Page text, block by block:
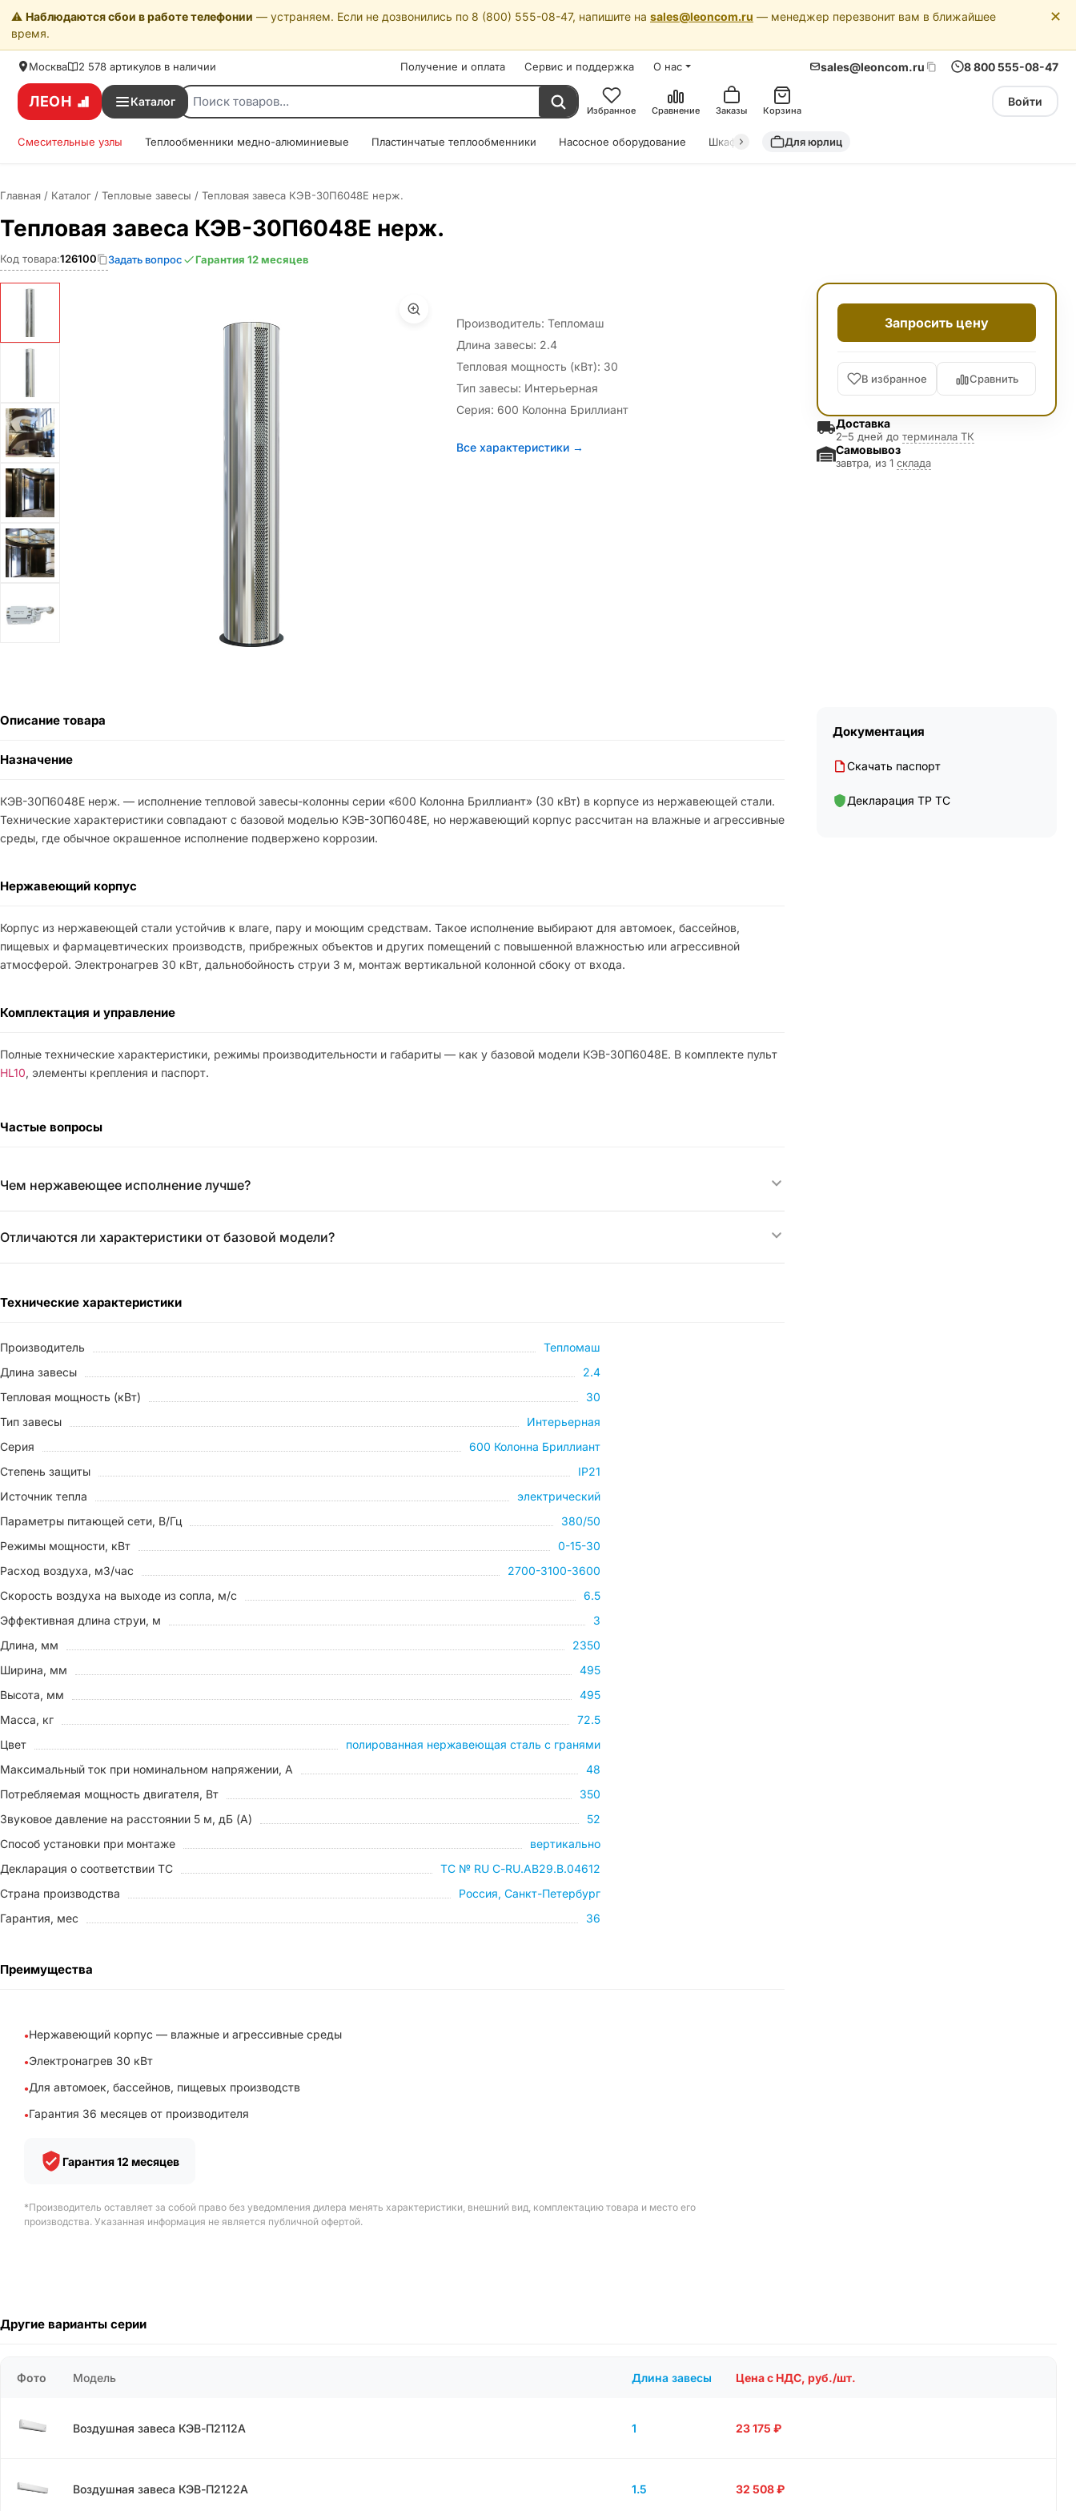
⚠️ Наблюдаются сбои в работе телефонии — устраняем. Если не дозвонились по 8 (800) 555-08-47, напишите на sales@leoncom.ru — менеджер перезвонит вам в ближайшее
время.
✕
Москва 2 578 артикулов в наличии Получение и оплата Сервис и поддержка О нас sales@leoncom.ru 8 800 555-08-47
ЛЕОН Каталог
Избранное Сравнение Заказы Корзина
Войти
Смесительные узлы Теплообменники медно-алюминиевые Пластинчатые теплообменники Насосное оборудование Шкафы автоматики Драйкулеры (сухие охладители)
Для юрлиц
Главная / Каталог / Тепловые завесы / Тепловая завеса КЭВ-30П6048E нерж.
Тепловая завеса КЭВ-30П6048E нерж.
Код товара:126100 Задать вопрос Гарантия 12 месяцев
Производитель: Тепломаш
Длина завесы: 2.4
Тепловая мощность (кВт): 30
Тип завесы: Интерьерная
Серия: 600 Колонна Бриллиант
Все характеристики →
Запросить цену
В избранное Сравнить
Доставка
2–5 дней до терминала ТК
Самовывоз
завтра, из 1 склада
Описание товара
Назначение
КЭВ-30П6048E нерж. — исполнение тепловой завесы-колонны серии «600 Колонна Бриллиант» (30 кВт) в корпусе из нержавеющей стали.
Технические характеристики совпадают с базовой моделью КЭВ-30П6048E, но нержавеющий корпус рассчитан на влажные и агрессивные
среды, где обычное окрашенное исполнение подвержено коррозии.
Нержавеющий корпус
Корпус из нержавеющей стали устойчив к влаге, пару и моющим средствам. Такое исполнение выбирают для автомоек, бассейнов,
пищевых и фармацевтических производств, прибрежных объектов и других помещений с повышенной влажностью или агрессивной
атмосферой. Электронагрев 30 кВт, дальнобойность струи 3 м, монтаж вертикальной колонной сбоку от входа.
Комплектация и управление
Полные технические характеристики, режимы производительности и габариты — как у базовой модели КЭВ-30П6048E. В комплекте пульт
HL10, элементы крепления и паспорт.
Частые вопросы
Чем нержавеющее исполнение лучше?
Отличаются ли характеристики от базовой модели?
Технические характеристики
Производитель
Тепломаш
Длина завесы
2.4
Тепловая мощность (кВт)
30
Тип завесы
Интерьерная
Серия
600 Колонна Бриллиант
Степень защиты
IP21
Источник тепла
электрический
Параметры питающей сети, В/Гц
380/50
Режимы мощности, кВт
0-15-30
Расход воздуха, м3/час
2700-3100-3600
Скорость воздуха на выходе из сопла, м/с
6.5
Эффективная длина струи, м
3
Длина, мм
2350
Ширина, мм
495
Высота, мм
495
Масса, кг
72.5
Цвет
полированная нержавеющая сталь с гранями
Максимальный ток при номинальном напряжении, A
48
Потребляемая мощность двигателя, Вт
350
Звуковое давление на расстоянии 5 м, дБ (A)
52
Способ установки при монтаже
вертикально
Декларация о соответствии ТС
ТС № RU С-RU.АB29.B.04612
Страна производства
Россия, Санкт-Петербург
Гарантия, мес
36
Преимущества
Нержавеющий корпус — влажные и агрессивные среды
Электронагрев 30 кВт
Для автомоек, бассейнов, пищевых производств
Гарантия 36 месяцев от производителя
Гарантия 12 месяцев
*Производитель оставляет за собой право без уведомления дилера менять характеристики, внешний вид, комплектацию товара и место его
производства. Указанная информация не является публичной офертой.
Документация
Скачать паспорт
Декларация ТР ТС
Другие варианты серии
Фото Модель Длина завесы Цена с НДС, руб./шт.
Воздушная завеса КЭВ-П2112А 1 23 175 ₽
Воздушная завеса КЭВ-П2122А 1.5 32 508₽